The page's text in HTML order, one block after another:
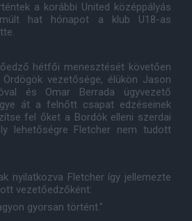
a korábbi United középpályás
hat hónapot a klub U18-as
hétfői menesztését követően
vezetősége, élükön Jason
és Omar Berrada ügyvezető
át a felnőtt csapat edzéseinek
fel őket a Bordók elleni szerdai
lehetőségre Fletcher nem tudott
nyilatkozva Fletcher így jellemezte
vezetőedzőként:
gyorsan történt."